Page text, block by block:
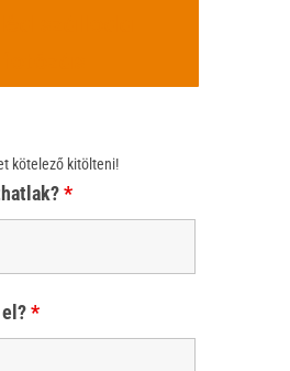
kötelező kitölteni!
*
*